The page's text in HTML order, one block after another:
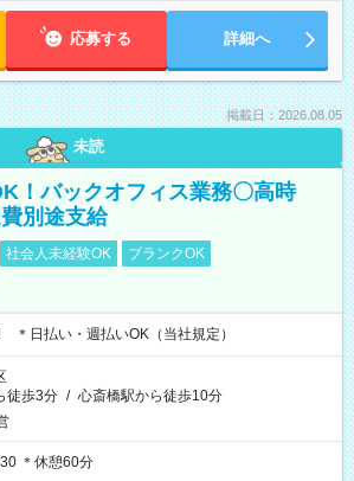
応募する 詳細へ
掲載日：2026.08.05
未読
！バックオフィス業務〇高時
別途支給
社会人未経験OK
ブランクOK
＊日払い・週払いOK（当社規定）
徒歩3分 / 心斎橋駅から徒歩10分
＊休憩60分